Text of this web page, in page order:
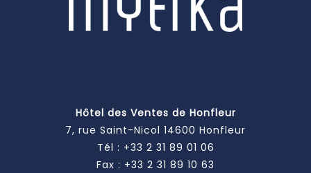
Hôtel des Ventes de Honfleur
7, rue Saint-Nicol 14600 Honfleur
Tél : +33 2 31 89 01 06
Fax : +33 2 31 89 10 63